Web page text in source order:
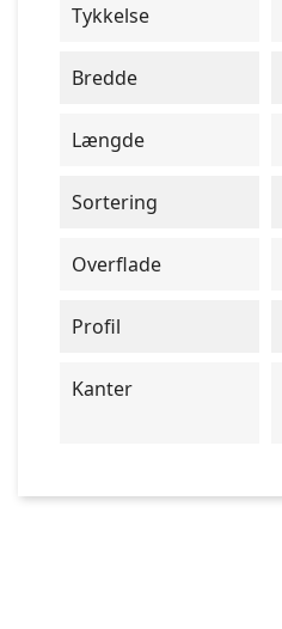
Tykkelse
Bredde
Længde
Sortering
Overflade
Profil
Kanter